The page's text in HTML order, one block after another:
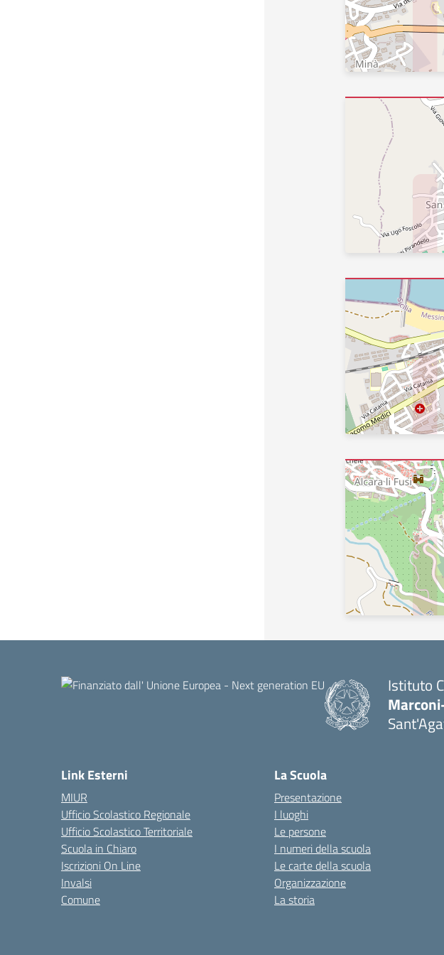
Istituto
Link Esterni
MIUR
Ufficio Scolastico Regionale
Ufficio Scolastico Territoriale
Scuola in Chiaro
Iscrizioni On Line
Invalsi
Comune
La Scuola
Presentazione
I luoghi
Le persone
I numeri della scuola
Le carte della scuola
Organizzazione
La storia